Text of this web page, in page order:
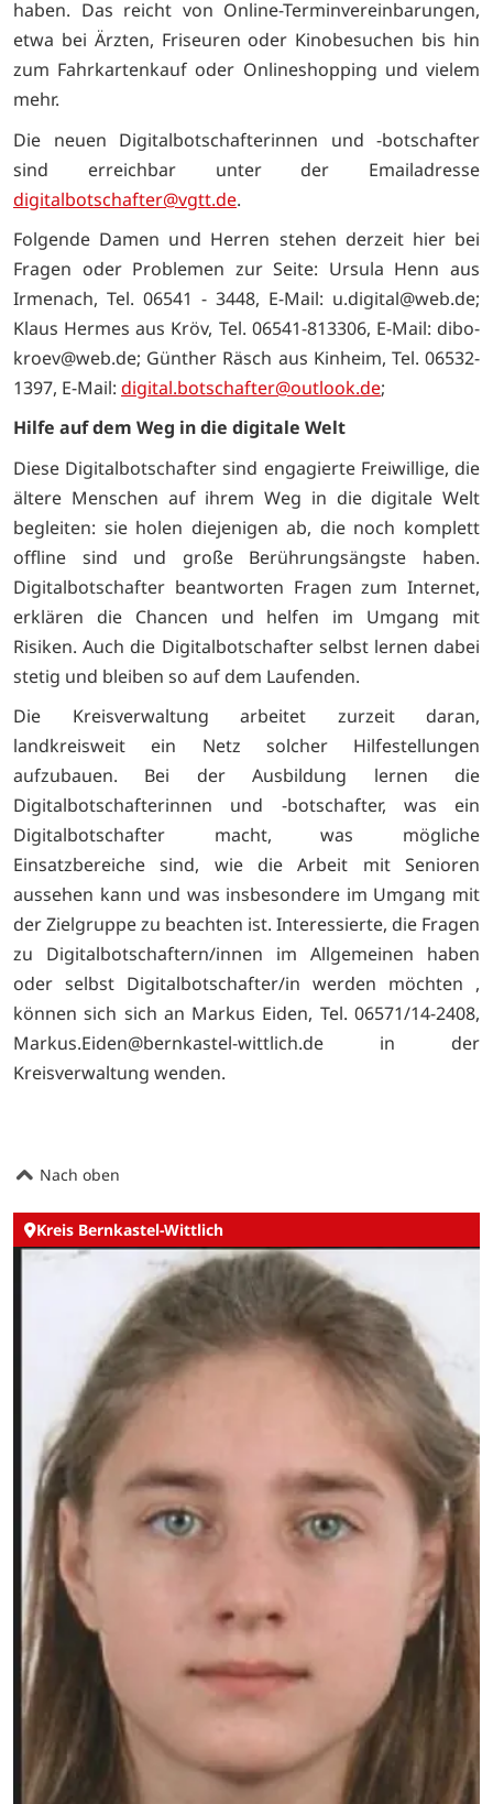
haben. Das reicht von Online-Terminvereinbarungen,
etwa bei Ärzten, Friseuren oder Kinobesuchen bis hin
zum Fahrkartenkauf oder Onlineshopping und vielem
mehr.
Die neuen Digitalbotschafterinnen und -botschafter
sind erreichbar unter der Emailadresse
digitalbotschafter@vgtt.de.
Folgende Damen und Herren stehen derzeit hier bei
Fragen oder Problemen zur Seite: Ursula Henn aus
Irmenach, Tel. 06541 - 3448, E-Mail: u.digital@web.de;
Klaus Hermes aus Kröv, Tel. 06541-813306, E-Mail: dibo-
kroev@web.de; Günther Räsch aus Kinheim, Tel. 06532-
1397, E-Mail: digital.botschafter@outlook.de;
Hilfe auf dem Weg in die digitale Welt
Diese Digitalbotschafter sind engagierte Freiwillige, die
ältere Menschen auf ihrem Weg in die digitale Welt
begleiten: sie holen diejenigen ab, die noch komplett
offline sind und große Berührungsängste haben.
Digitalbotschafter beantworten Fragen zum Internet,
erklären die Chancen und helfen im Umgang mit
Risiken. Auch die Digitalbotschafter selbst lernen dabei
stetig und bleiben so auf dem Laufenden.
Die Kreisverwaltung arbeitet zurzeit daran,
landkreisweit ein Netz solcher Hilfestellungen
aufzubauen. Bei der Ausbildung lernen die
Digitalbotschafterinnen und -botschafter, was ein
Digitalbotschafter macht, was mögliche
Einsatzbereiche sind, wie die Arbeit mit Senioren
aussehen kann und was insbesondere im Umgang mit
der Zielgruppe zu beachten ist. Interessierte, die Fragen
zu Digitalbotschaftern/innen im Allgemeinen haben
oder selbst Digitalbotschafter/in werden möchten ,
können sich sich an Markus Eiden, Tel. 06571/14-2408,
Markus.Eiden@bernkastel-wittlich.de in der
Kreisverwaltung wenden.
Nach oben
Kreis Bernkastel-Wittlich